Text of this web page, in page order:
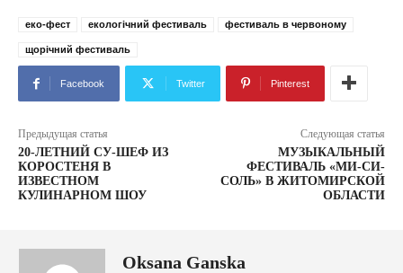
еко-фест екологічний фестиваль фестиваль в червоному
щорічний фестиваль
Facebook Twitter Pinterest
Предыдущая статья
20-ЛЕТНИЙ СУ-ШЕФ ИЗ
КОРОСТЕНЯ В
ИЗВЕСТНОМ
КУЛИНАРНОМ ШОУ
Следующая статья
МУЗЫКАЛЬНЫЙ
ФЕСТИВАЛЬ «МИ-СИ-
СОЛЬ» В ЖИТОМИРСКОЙ
ОБЛАСТИ
Oksana Ganska